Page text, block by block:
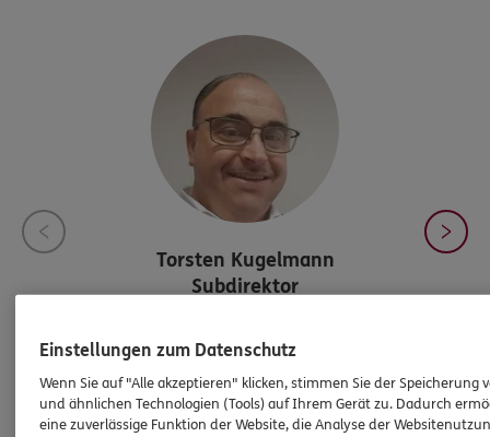
Torsten Kugelmann
Subdirektor
Tel: 05171/25689
torsten.kugelmann@ergo.de
Einstellungen zum Datenschutz
Wenn Sie auf "Alle akzeptieren" klicken, stimmen Sie der Speicherung
und ähnlichen Technologien (Tools) auf Ihrem Gerät zu. Dadurch
eine zuverlässige Funktion der Website, die Analyse der